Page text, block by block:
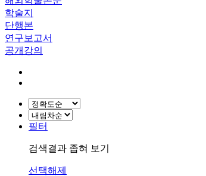
학술지
단행본
연구보고서
공개강의
필터
검색결과 좁혀 보기
선택해제